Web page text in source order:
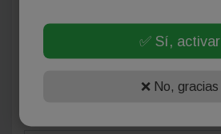
✅ Sí, activar
❌ No, gracias